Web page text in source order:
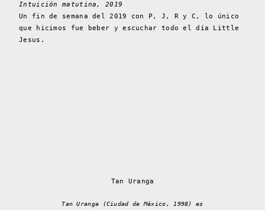
Intuición matutina, 2019
Un fin de semana del 2019 con P, J, R y C, lo único
que hicimos fue beber y escuchar todo el día Little
Jesus.
Tan Uranga
Tan Uranga (Ciudad de México, 1998) es